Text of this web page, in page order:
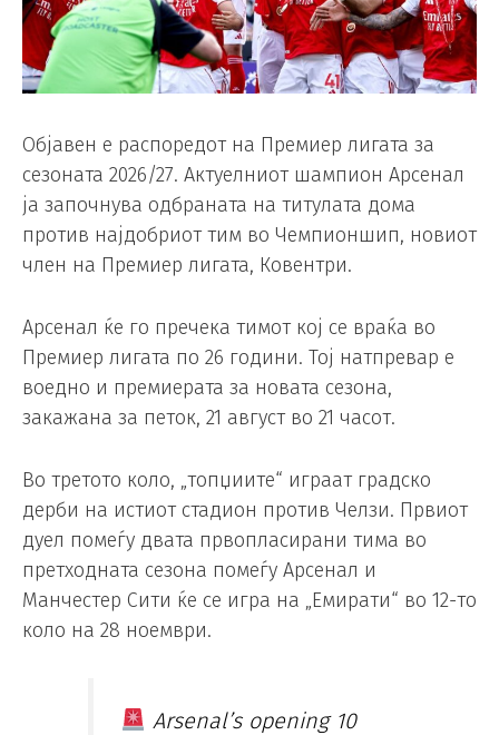
Објавен е распоредот на Премиер лигата за
сезоната 2026/27. Актуелниот шампион Арсенал
ја започнува одбраната на титулата дома
против најдобриот тим во Чемпионшип, новиот
член на Премиер лигата, Ковентри.
Арсенал ќе го пречека тимот кој се враќа во
Премиер лигата по 26 години. Тој натпревар е
воедно и премиерата за новата сезона,
закажана за петок, 21 август во 21 часот.
Во третото коло, „топџиите“ играат градско
дерби на истиот стадион против Челзи. Првиот
дуел помеѓу двата првопласирани тима во
претходната сезона помеѓу Арсенал и
Манчестер Сити ќе се игра на „Емирати“ во 12-то
коло на 28 ноември.
Arsenal’s opening 10